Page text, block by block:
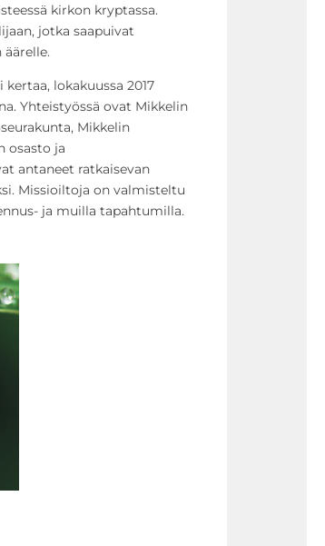
kirkon kryptassa.
jotka saapuivat
lokakuussa 2017
Yhteistyössä ovat Mikkelin
Mikkelin
osasto ja
antaneet ratkaisevan
Missioiltoja on valmisteltu
ja muilla tapahtumilla.